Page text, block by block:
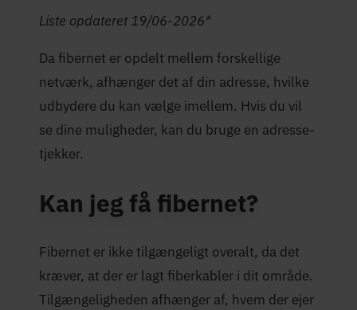
Liste opdateret 19/06-2026*
Da fibernet er opdelt mellem forskellige
netværk, afhænger det af din adresse, hvilke
udbydere du kan vælge imellem. Hvis du vil
se dine muligheder, kan du bruge en adresse-
tjekker.
Kan jeg få fibernet?
Fibernet er ikke tilgængeligt overalt, da det
kræver, at der er lagt fiberkabler i dit område.
Tilgængeligheden afhænger af, hvem der ejer